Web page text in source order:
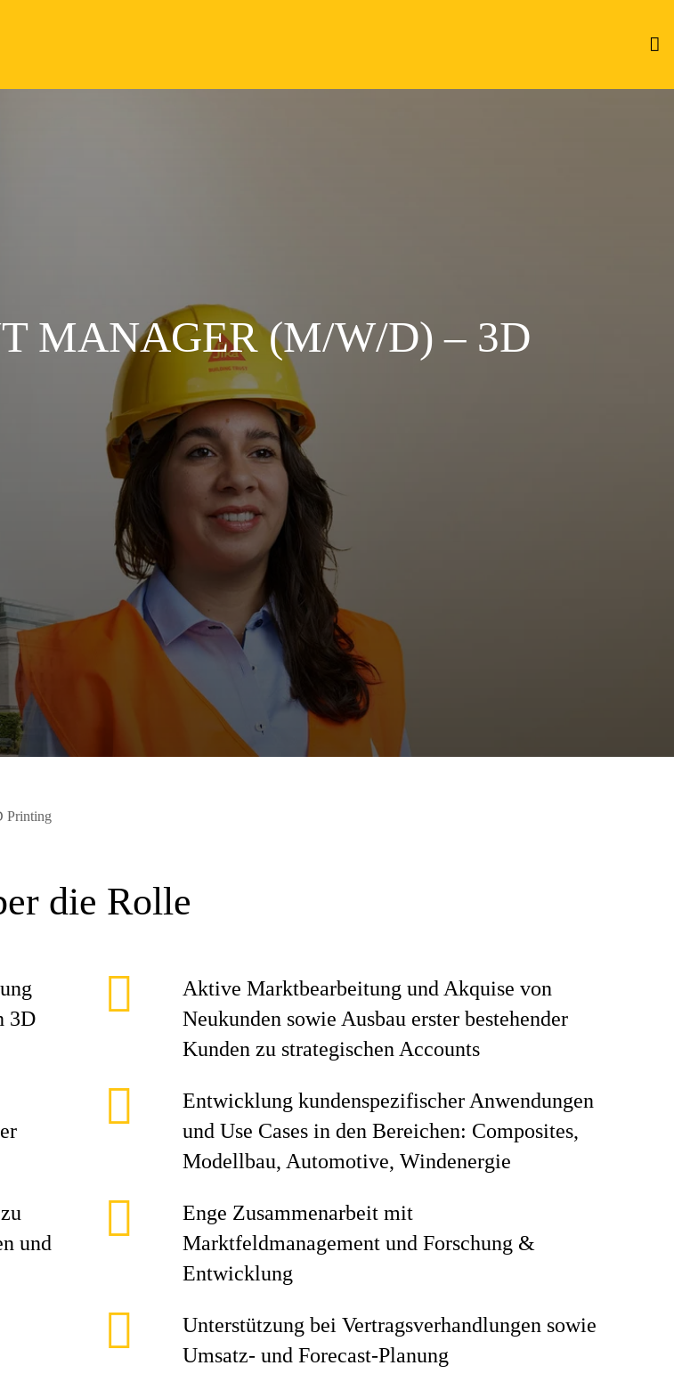
MANAGER (M/W/D) – 3D
Printing
die Rolle
3D
Aktive Marktbearbeitung und Akquise von
Neukunden sowie Ausbau erster bestehender
Kunden zu strategischen Accounts
Entwicklung kundenspezifischer Anwendungen
und Use Cases in den Bereichen: Composites,
Modellbau, Automotive, Windenergie
und
Enge Zusammenarbeit mit
Marktfeldmanagement und Forschung &
Entwicklung
Unterstützung bei Vertragsverhandlungen sowie
Umsatz- und Forecast-Planung